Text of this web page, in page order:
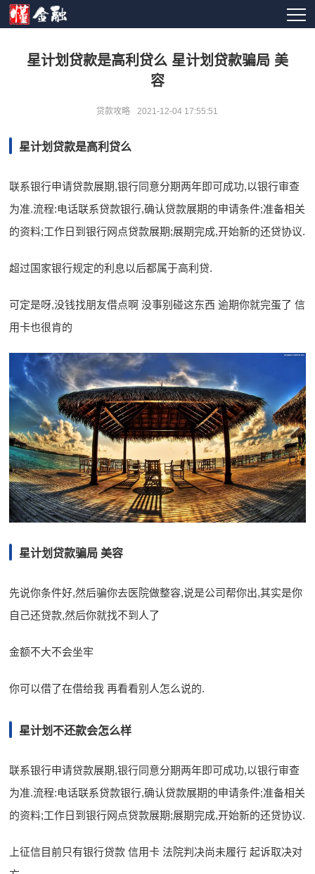
星计划贷款是高利贷么 星计划贷款骗局 美
容
贷款攻略 2021-12-04 17:55:51
星计划贷款是高利贷么
联系银行申请贷款展期,银行同意分期两年即可成功,以银行审查
为准.流程:电话联系贷款银行,确认贷款展期的申请条件;准备相关
的资料;工作日到银行网点贷款展期;展期完成,开始新的还贷协议.
超过国家银行规定的利息以后都属于高利贷.
可定是呀,没钱找朋友借点啊 没事别碰这东西 逾期你就完蛋了 信
用卡也很肯的
星计划贷款骗局 美容
先说你条件好,然后骗你去医院做整容,说是公司帮你出,其实是你
自己还贷款,然后你就找不到人了
金额不大不会坐牢
你可以借了在借给我 再看看别人怎么说的.
星计划不还款会怎么样
联系银行申请贷款展期,银行同意分期两年即可成功,以银行审查
为准.流程:电话联系贷款银行,确认贷款展期的申请条件;准备相关
的资料;工作日到银行网点贷款展期;展期完成,开始新的还贷协议.
上征信目前只有银行贷款 信用卡 法院判决尚未履行 起诉取决对